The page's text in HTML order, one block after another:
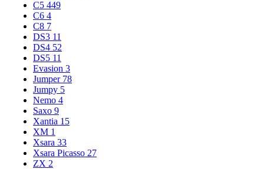
C5 449
C6 4
C8 7
DS3 11
DS4 52
DS5 11
Evasion 3
Jumper 78
Jumpy 5
Nemo 4
Saxo 9
Xantia 15
XM 1
Xsara 33
Xsara Picasso 27
ZX 2